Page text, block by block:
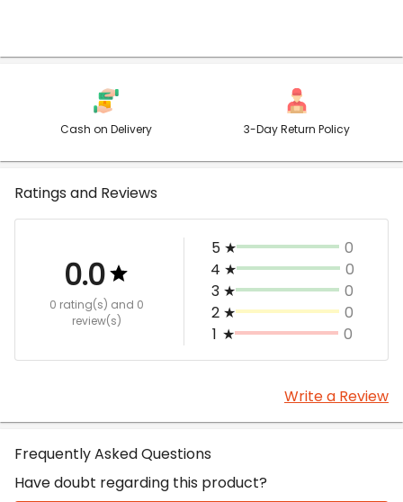
Cash on Delivery 3-Day Return Policy
Ratings and Reviews
0.0
0 rating(s) and 0
review(s)
5 ★
0
4 ★
0
3 ★
0
2 ★
0
1 ★ 0
Write a Review
Frequently Asked Questions
Have doubt regarding this product?